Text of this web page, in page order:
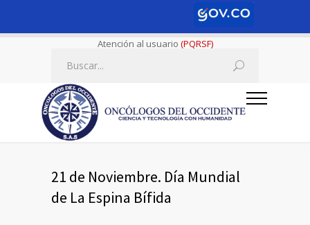
Atención al usuario (PQRSF)
21 de Noviembre. Día Mundial
de La Espina Bífida